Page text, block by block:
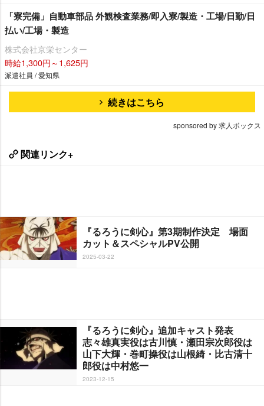
「寮完備」自動車部品 外観検査業務/即入寮/製造・工場/日勤/日
払い/工場・製造
株式会社京栄センター
時給1,300円～1,625円
派遣社員 / 愛知県
続きはこちら
sponsored by 求人ボックス
関連リンク+
『るろうに剣心』第3期制作決定 場面
カット＆スペシャルPV公開
2025-03-22
『るろうに剣心』追加キャスト発表
志々雄真実役は古川慎・瀬田宗次郎役は
山下大輝・巻町操役は山根綺・比古清十
郎役は中村悠一
2023-12-15